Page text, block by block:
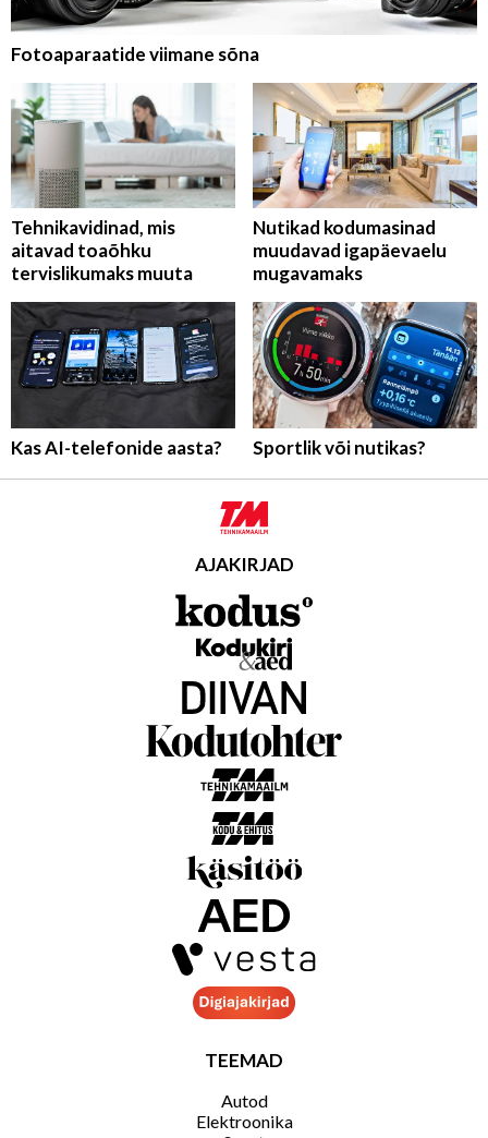
Fotoaparaatide viimane sõna
Tehnikavidinad, mis
aitavad toaõhku
tervislikumaks muuta
Nutikad kodumasinad
muudavad igapäevaelu
mugavamaks
Kas AI-telefonide aasta? Sportlik või nutikas?
AJAKIRJAD
TEEMAD
Autod
Elektroonika